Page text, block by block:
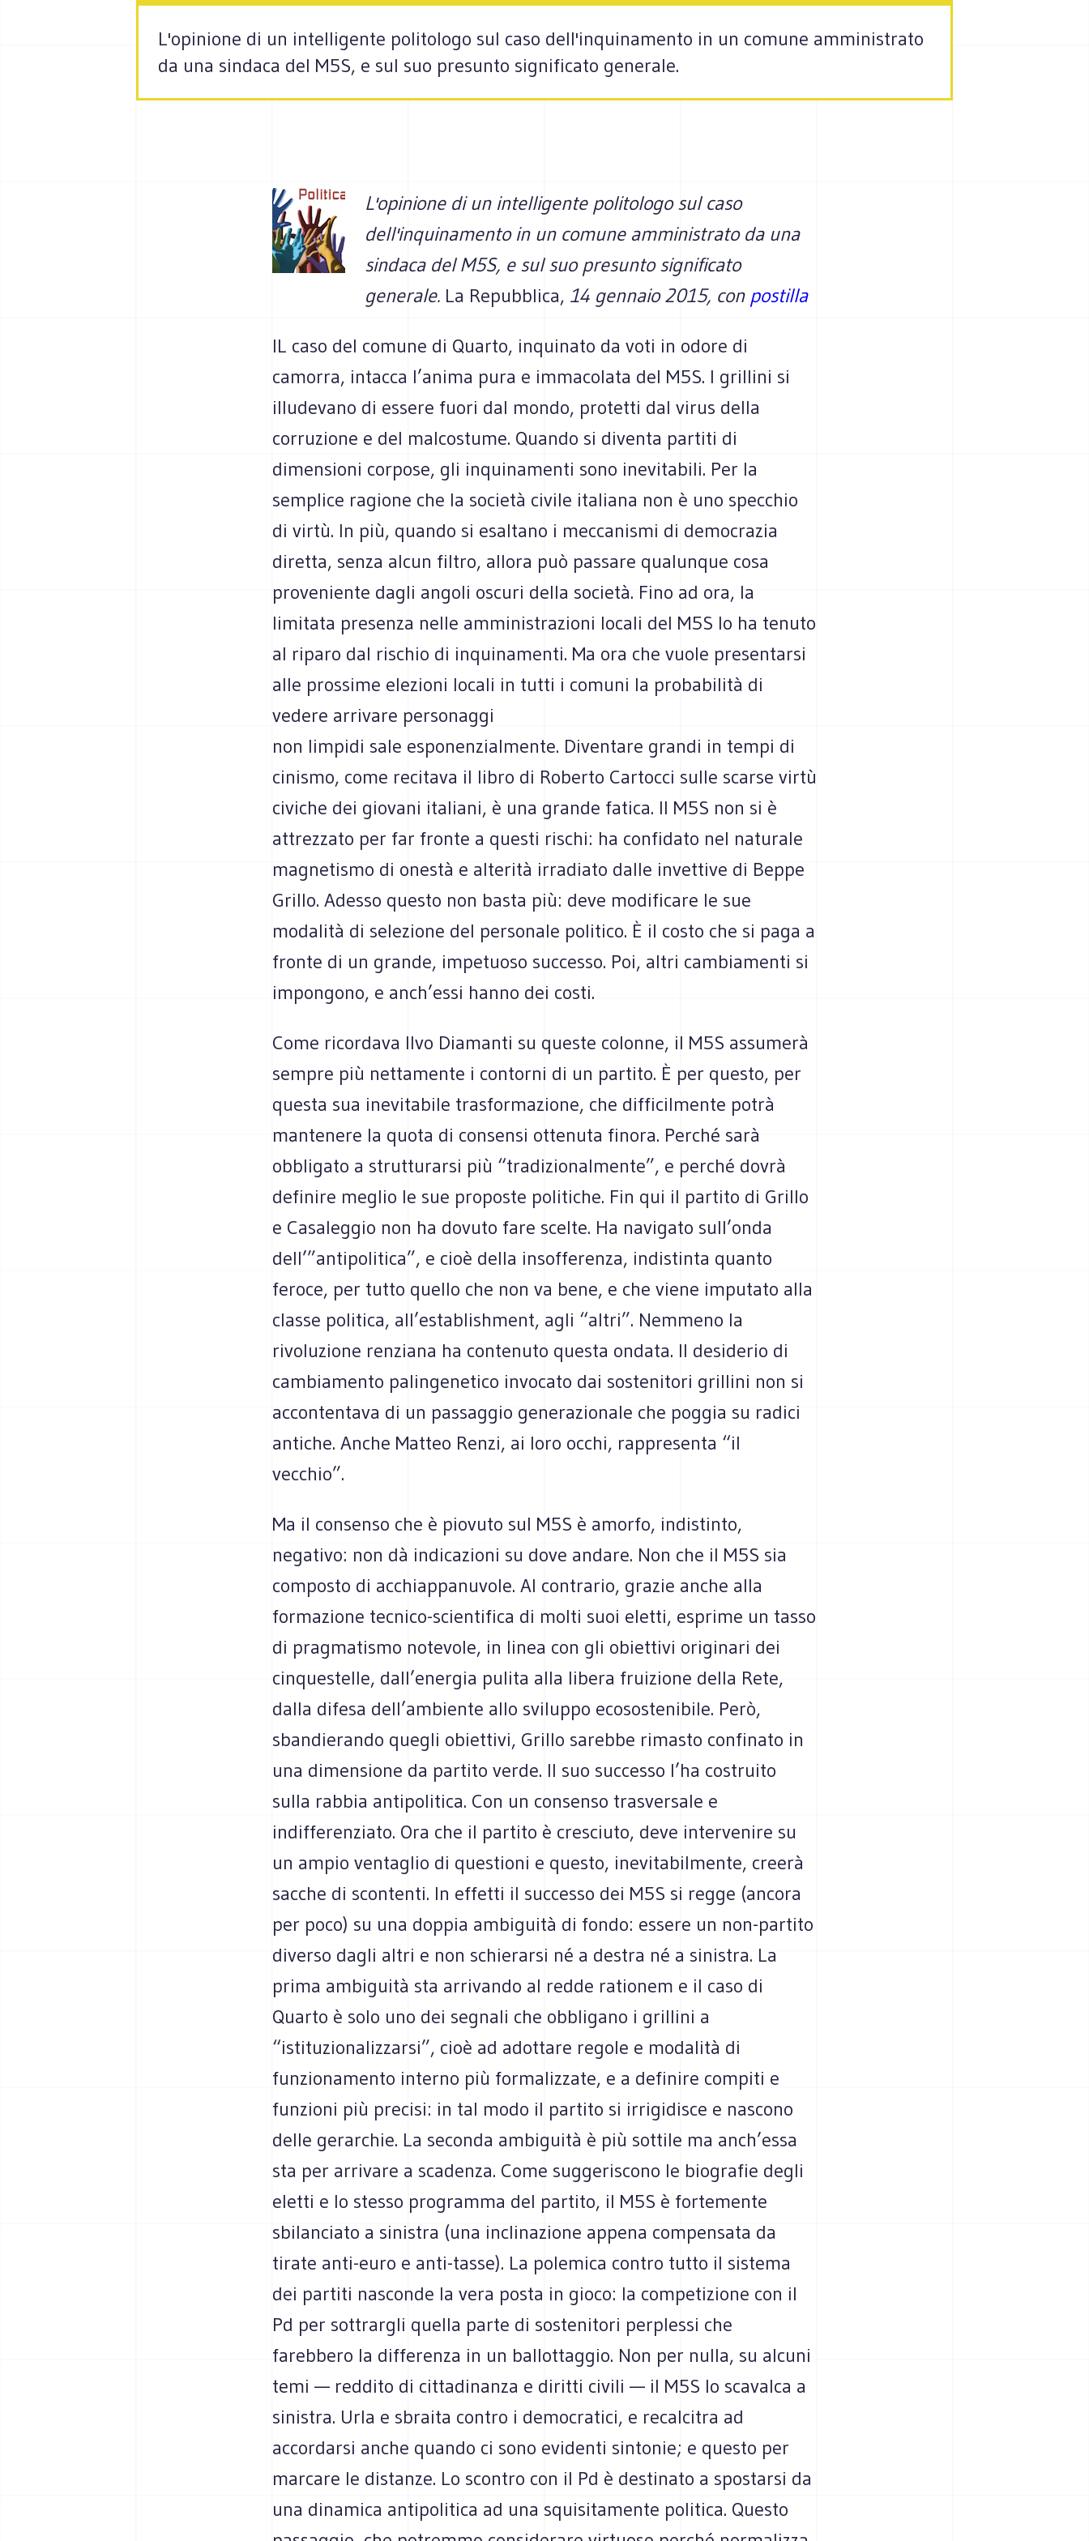
L'opinione di un intelligente politologo sul caso dell'inquinamento in un comune amministrato
da una sindaca del M5S, e sul suo presunto significato generale.
L'opinione di un intelligente politologo sul caso
dell'inquinamento in un comune amministrato da una
sindaca del M5S, e sul suo presunto significato
generale. La Repubblica, 14 gennaio 2015, con postilla
IL caso del comune di Quarto, inquinato da voti in odore di
camorra, intacca l’anima pura e immacolata del M5S. I grillini si
illudevano di essere fuori dal mondo, protetti dal virus della
corruzione e del malcostume. Quando si diventa partiti di
dimensioni corpose, gli inquinamenti sono inevitabili. Per la
semplice ragione che la società civile italiana non è uno specchio
di virtù. In più, quando si esaltano i meccanismi di democrazia
diretta, senza alcun filtro, allora può passare qualunque cosa
proveniente dagli angoli oscuri della società. Fino ad ora, la
limitata presenza nelle amministrazioni locali del M5S lo ha tenuto
al riparo dal rischio di inquinamenti. Ma ora che vuole presentarsi
alle prossime elezioni locali in tutti i comuni la probabilità di
vedere arrivare personaggi
non limpidi sale esponenzialmente. Diventare grandi in tempi di
cinismo, come recitava il libro di Roberto Cartocci sulle scarse virtù
civiche dei giovani italiani, è una grande fatica. Il M5S non si è
attrezzato per far fronte a questi rischi: ha confidato nel naturale
magnetismo di onestà e alterità irradiato dalle invettive di Beppe
Grillo. Adesso questo non basta più: deve modificare le sue
modalità di selezione del personale politico. È il costo che si paga a
fronte di un grande, impetuoso successo. Poi, altri cambiamenti si
impongono, e anch’essi hanno dei costi.
Come ricordava Ilvo Diamanti su queste colonne, il M5S assumerà
sempre più nettamente i contorni di un partito. È per questo, per
questa sua inevitabile trasformazione, che difficilmente potrà
mantenere la quota di consensi ottenuta finora. Perché sarà
obbligato a strutturarsi più “tradizionalmente”, e perché dovrà
definire meglio le sue proposte politiche. Fin qui il partito di Grillo
e Casaleggio non ha dovuto fare scelte. Ha navigato sull’onda
dell’”antipolitica”, e cioè della insofferenza, indistinta quanto
feroce, per tutto quello che non va bene, e che viene imputato alla
classe politica, all’establishment, agli “altri”. Nemmeno la
rivoluzione renziana ha contenuto questa ondata. Il desiderio di
cambiamento palingenetico invocato dai sostenitori grillini non si
accontentava di un passaggio generazionale che poggia su radici
antiche. Anche Matteo Renzi, ai loro occhi, rappresenta “il
vecchio”.
Ma il consenso che è piovuto sul M5S è amorfo, indistinto,
negativo: non dà indicazioni su dove andare. Non che il M5S sia
composto di acchiappanuvole. Al contrario, grazie anche alla
formazione tecnico-scientifica di molti suoi eletti, esprime un tasso
di pragmatismo notevole, in linea con gli obiettivi originari dei
cinquestelle, dall’energia pulita alla libera fruizione della Rete,
dalla difesa dell’ambiente allo sviluppo ecosostenibile. Però,
sbandierando quegli obiettivi, Grillo sarebbe rimasto confinato in
una dimensione da partito verde. Il suo successo l’ha costruito
sulla rabbia antipolitica. Con un consenso trasversale e
indifferenziato. Ora che il partito è cresciuto, deve intervenire su
un ampio ventaglio di questioni e questo, inevitabilmente, creerà
sacche di scontenti. In effetti il successo dei M5S si regge (ancora
per poco) su una doppia ambiguità di fondo: essere un non-partito
diverso dagli altri e non schierarsi né a destra né a sinistra. La
prima ambiguità sta arrivando al redde rationem e il caso di
Quarto è solo uno dei segnali che obbligano i grillini a
“istituzionalizzarsi”, cioè ad adottare regole e modalità di
funzionamento interno più formalizzate, e a definire compiti e
funzioni più precisi: in tal modo il partito si irrigidisce e nascono
delle gerarchie. La seconda ambiguità è più sottile ma anch’essa
sta per arrivare a scadenza. Come suggeriscono le biografie degli
eletti e lo stesso programma del partito, il M5S è fortemente
sbilanciato a sinistra (una inclinazione appena compensata da
tirate anti-euro e anti-tasse). La polemica contro tutto il sistema
dei partiti nasconde la vera posta in gioco: la competizione con il
Pd per sottrargli quella parte di sostenitori perplessi che
farebbero la differenza in un ballottaggio. Non per nulla, su alcuni
temi — reddito di cittadinanza e diritti civili — il M5S lo scavalca a
sinistra. Urla e sbraita contro i democratici, e recalcitra ad
accordarsi anche quando ci sono evidenti sintonie; e questo per
marcare le distanze. Lo scontro con il Pd è destinato a spostarsi da
una dinamica antipolitica ad una squisitamente politica. Questo